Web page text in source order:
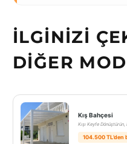
İLGINIZI
DIĞER
Kış Bahçesi
Kışı Keyfe
104.500 TL’den